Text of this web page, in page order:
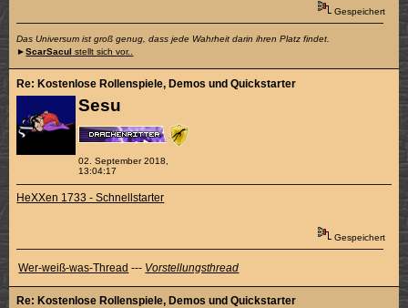
Gespeichert
Das Universum ist groß genug, dass jede Wahrheit darin ihren Platz findet.
►ScarSacul stellt sich vor..
Sesu
02. September 2018,
13:04:17
Re: Kostenlose Rollenspiele, Demos und Quickstarter
HeXXen 1733 - Schnellstarter
Gespeichert
Wer-weiß-was-Thread --- Vorstellungsthread
Re: Kostenlose Rollenspiele, Demos und Quickstarter